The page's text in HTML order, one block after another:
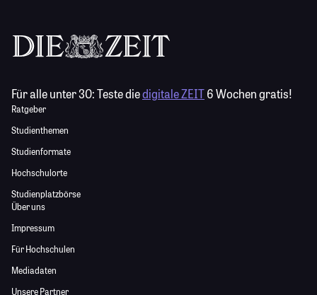
Für alle unter 30:Teste diedigitale ZEIT6 Wochen gratis!
Ratgeber
Studienthemen
Studienformate
Hochschulorte
Studienplatzbörse
Über uns
Impressum
Für Hochschulen
Mediadaten
Unsere Partner